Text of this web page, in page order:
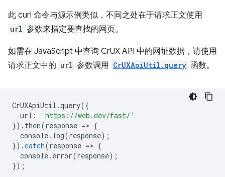
此 curl 命令与源示例类似，不同之处在于请求正文使用
url 参数来指定要查找的网页。
如需在 JavaScript 中查询 CrUX API 中的网址数据，请使用
请求正文中的 url 参数调用 CrUXApiUtil.query 函数。
CrUXApiUtil .query({
url :
'https://web.dev/fast/'
}). then(response => {
console. log(response);
}).catch(response => {
console. error(response);
});